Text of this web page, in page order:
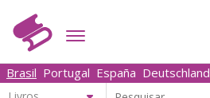
Brasil Portugal España Deutschland